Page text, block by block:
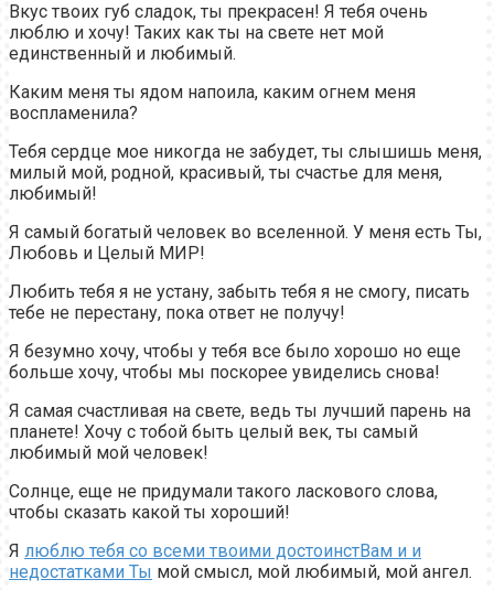
Вкус твоих губ сладок, ты прекрасен! Я тебя очень
люблю и хочу! Таких как ты на свете нет мой
единственный и любимый.
Каким меня ты ядом напоила, каким огнем меня
воспламенила?
Тебя сердце мое никогда не забудет, ты слышишь меня,
милый мой, родной, красивый, ты счастье для меня,
любимый!
Я самый богатый человек во вселенной. У меня есть Ты,
Любовь и Целый МИР!
Любить тебя я не устану, забыть тебя я не смогу, писать
тебе не перестану, пока ответ не получу!
Я безумно хочу, чтобы у тебя все было хорошо но еще
больше хочу, чтобы мы поскорее увиделись снова!
Я самая счастливая на свете, ведь ты лучший парень на
планете! Хочу с тобой быть целый век, ты самый
любимый мой человек!
Солнце, еще не придумали такого ласкового слова,
чтобы сказать какой ты хороший!
Я люблю тебя со всеми твоими достоинстВам и и
недостатками Ты мой смысл, мой любимый, мой ангел.